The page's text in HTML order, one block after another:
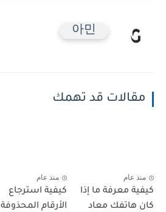
아민
مقالات قد تهمك
منذ عام
كيفية معرفة ما إذا
كان هاتفك معاد
منذ عام
كيفية استرجاع
الأرقام المحذوفة